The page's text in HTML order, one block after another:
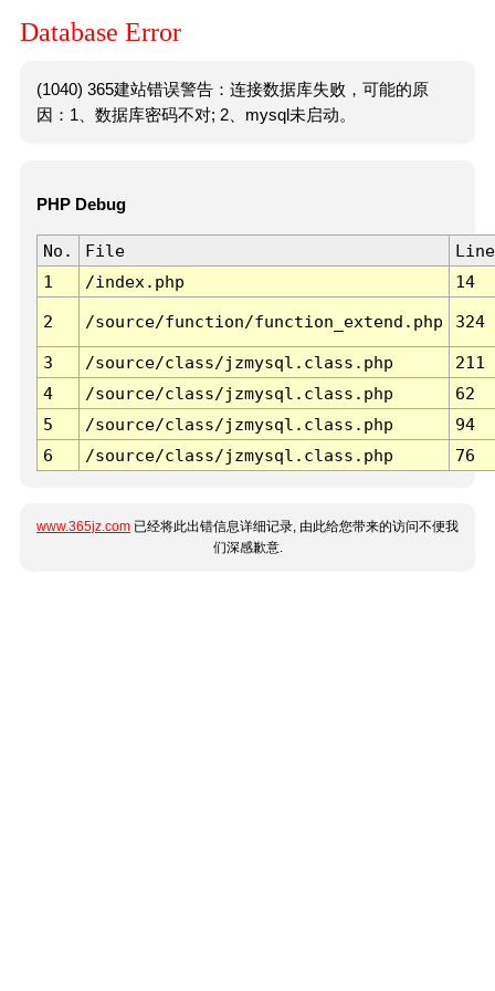
Database Error
(1040) 365建站错误警告：连接数据库失败，可能的原
因：1、数据库密码不对; 2、mysql未启动。
PHP Debug
No. File
Line
1
/index.php 14
2 /source/function/function_extend.php 324
3 /source/class/jzmysql.class.php
211
4
/source/class/jzmysql.class.php
62
5
/source/class/jzmysql.class.php
94
6
/source/class/jzmysql.class.php 76
www.365jz.com 已经将此出错信息详细记录, 由此给您带来的访问不便我
们深感歉意.